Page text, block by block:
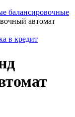
балансировочные
автомат
в кредит